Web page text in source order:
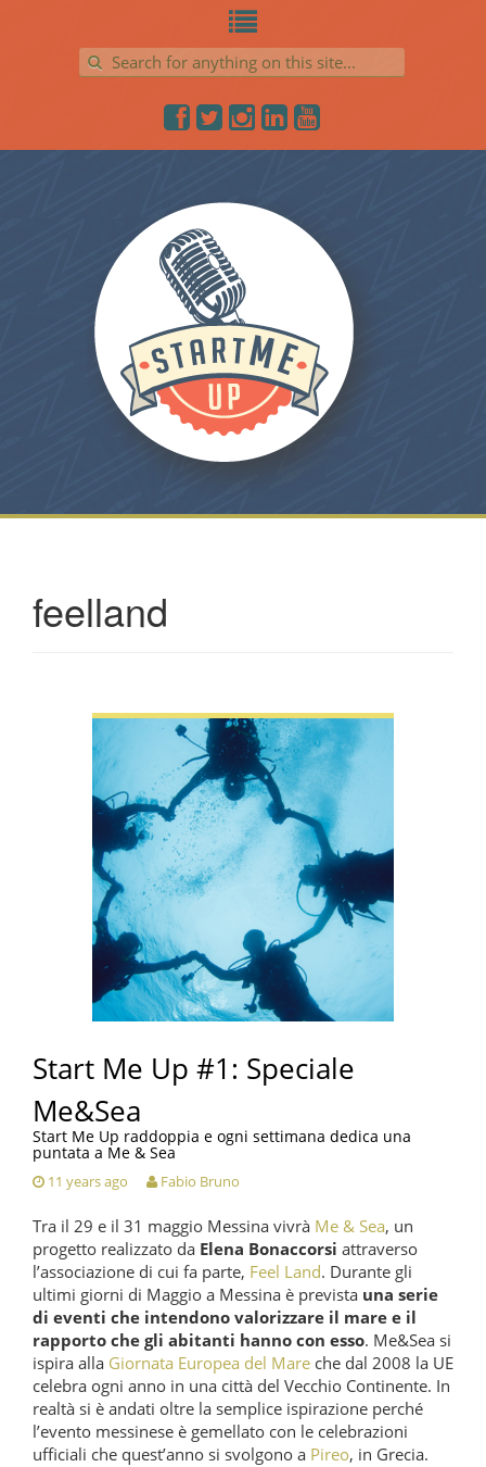
Search for:
feelland
Start Me Up #1: Speciale
Me&Sea
Start Me Up raddoppia e ogni settimana dedica una
puntata a Me & Sea
11 years ago Fabio Bruno
Tra il 29 e il 31 maggio Messina vivrà Me & Sea, un
progetto realizzato da Elena Bonaccorsi attraverso
l’associazione di cui fa parte, Feel Land. Durante gli
ultimi giorni di Maggio a Messina è prevista una serie
di eventi che intendono valorizzare il mare e il
rapporto che gli abitanti hanno con esso. Me&Sea si
ispira alla Giornata Europea del Mare che dal 2008 la UE
celebra ogni anno in una città del Vecchio Continente. In
realtà si è andati oltre la semplice ispirazione perché
l’evento messinese è gemellato con le celebrazioni
ufficiali che quest’anno si svolgono a Pireo, in Grecia.